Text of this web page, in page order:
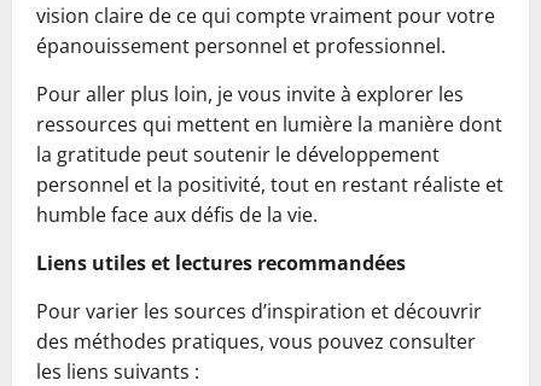
vision claire de ce qui compte vraiment pour votre
épanouissement personnel et professionnel.
Pour aller plus loin, je vous invite à explorer les
ressources qui mettent en lumière la manière dont
la gratitude peut soutenir le développement
personnel et la positivité, tout en restant réaliste et
humble face aux défis de la vie.
Liens utiles et lectures recommandées
Pour varier les sources d’inspiration et découvrir
des méthodes pratiques, vous pouvez consulter
les liens suivants :